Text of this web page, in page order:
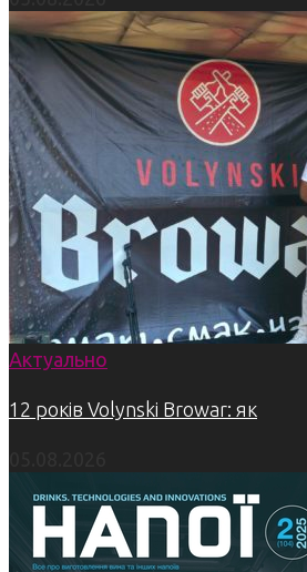
Актуально
12 років Volynski Browar: як